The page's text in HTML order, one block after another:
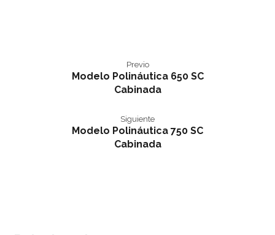
Previo
Modelo Polináutica 650 SC
Cabinada
Siguiente
Modelo Polináutica 750 SC
Cabinada